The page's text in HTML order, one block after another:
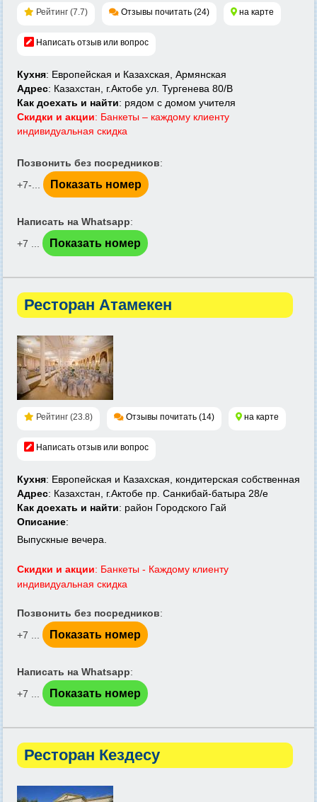
Рейтинг (7.7) Отзывы почитать (24) на карте
Написать отзыв или вопрос
Кухня: Европейская и Казахская, Армянская
Адрес: Казахстан, г.Актобе ул. Тургенева 80/В
Как доехать и найти: рядом с домом учителя
Скидки и акции: Банкеты – каждому клиенту
индивидуальная скидка
Позвонить без посредников:
+7-...
Показать номер
Написать на Whatsapp:
+7 ...
Показать номер
Ресторан Атамекен
Рейтинг (23.8) Отзывы почитать (14) на карте
Написать отзыв или вопрос
Кухня: Европейская и Казахская, кондитерская собственная
Адрес: Казахстан, г.Актобе пр. Санкибай-батыра 28/е
Как доехать и найти: район Городского Гай
Описание:
Выпускные вечера.
Скидки и акции: Банкеты - Каждому клиенту
индивидуальная скидка
Позвонить без посредников:
+7 ...
Показать номер
Написать на Whatsapp:
+7 ...
Показать номер
Ресторан Кездесу